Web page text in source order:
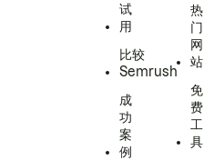
试
用
比较
Semrush
成
功
案
例
热
门
网
站
免
费
工
具